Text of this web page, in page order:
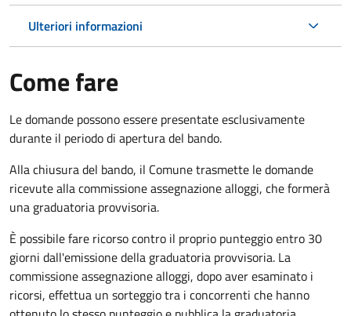
Ulteriori informazioni
Come fare
Le domande possono essere presentate esclusivamente
durante il periodo di apertura del bando.
Alla chiusura del bando, il Comune trasmette le domande
ricevute alla commissione assegnazione alloggi, che formerà
una graduatoria provvisoria.
È possibile fare ricorso contro il proprio punteggio entro 30
giorni dall'emissione della graduatoria provvisoria. La
commissione assegnazione alloggi, dopo aver esaminato i
ricorsi, effettua un sorteggio tra i concorrenti che hanno